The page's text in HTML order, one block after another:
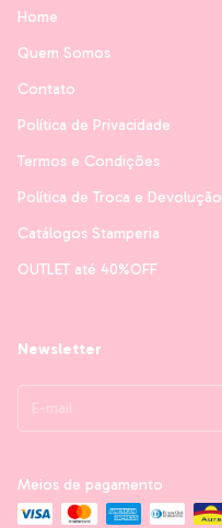
Home
Quem Somos
Contato
Política de Privacidade
Termos e Condições
Política de Troca e Devolução
Catálogos Stamperia
OUTLET até 40%OFF
Newsletter
Meios de pagamento